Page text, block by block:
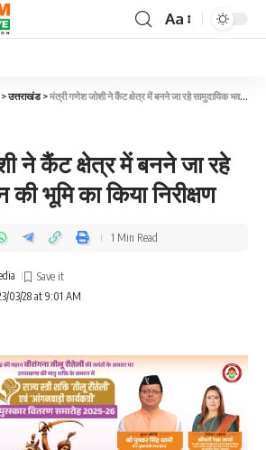
Aa
>उत्तराखंड>मंत्री गणेश जोशी ने कैंट क्षेत्र में बनने जा रहे सामुदायिक भवन की भूमि का किया निरीक्षण
ने कैंट क्षेत्र में बनने जा रहे
भूमि का किया निरीक्षण
03/28 at 9:01 AM
1 Min Read